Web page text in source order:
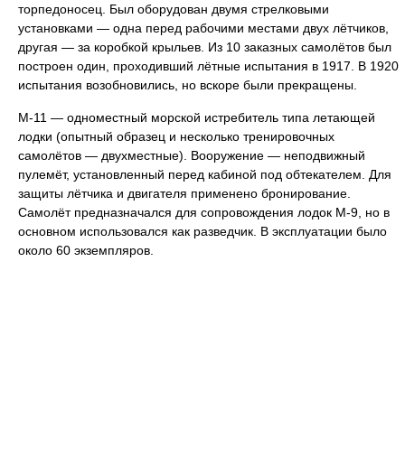
торпедоносец. Был оборудован двумя стрелковыми
установками — одна перед рабочими местами двух лётчиков,
другая — за коробкой крыльев. Из 10 заказных самолётов был
построен один, проходивший лётные испытания в 1917. В 1920
испытания возобновились, но вскоре были прекращены.
М-11 — одноместный морской истребитель типа летающей
лодки (опытный образец и несколько тренировочных
самолётов — двухместные). Вооружение — неподвижный
пулемёт, установленный перед кабиной под обтекателем. Для
защиты лётчика и двигателя применено бронирование.
Самолёт предназначался для сопровождения лодок М-9, но в
основном использовался как разведчик. В эксплуатации было
около 60 экземпляров.